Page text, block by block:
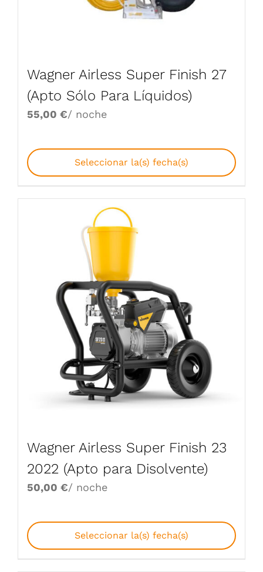
Wagner Airless Super Finish 27
(Apto Sólo Para Líquidos)
55,00 €/ noche
Seleccionar la(s) fecha(s)
Wagner Airless Super Finish 23
2022 (Apto para Disolvente)
50,00 €/ noche
Seleccionar la(s) fecha(s)